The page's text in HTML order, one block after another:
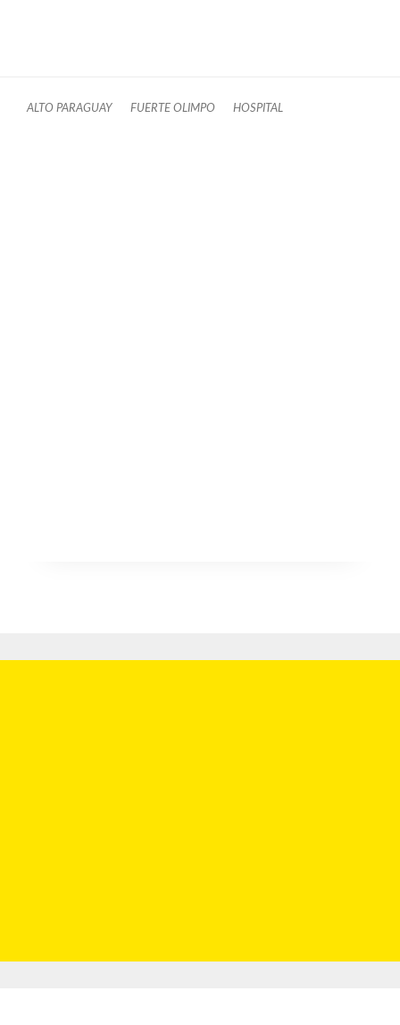
ALTO PARAGUAY FUERTE OLIMPO HOSPITAL